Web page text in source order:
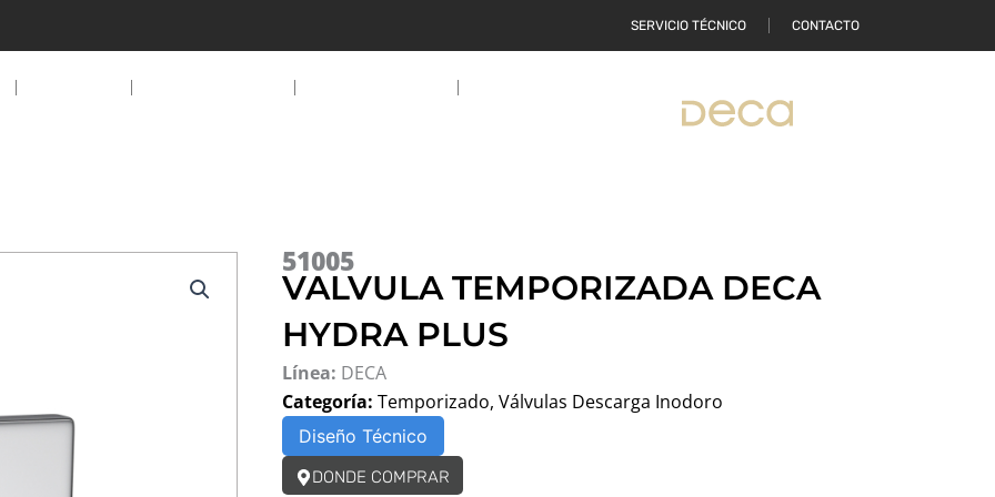
SERVICIO TÉCNICO CONTACTO
51005
VALVULA TEMPORIZADA DECA
HYDRA PLUS
Línea: DECA
Categoría: Temporizado, Válvulas Descarga Inodoro
Diseño Técnico
DONDE COMPRAR